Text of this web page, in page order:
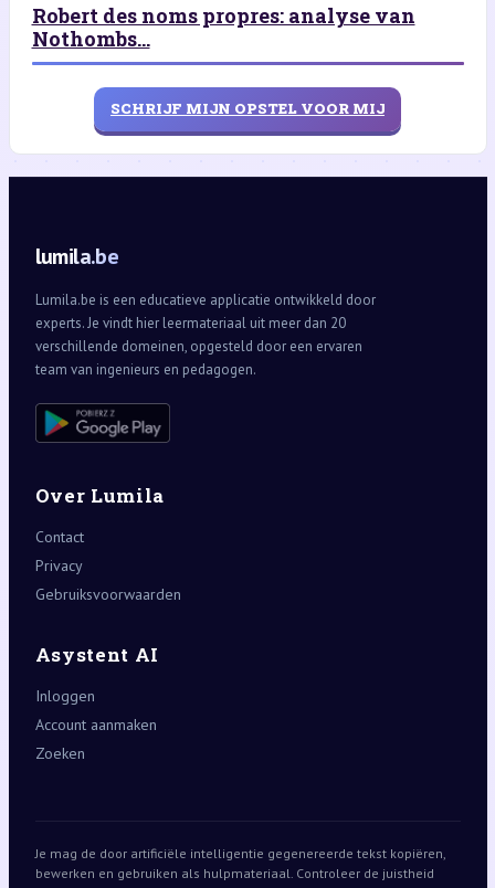
Robert des noms propres: analyse van
Nothombs...
SCHRIJF MIJN OPSTEL VOOR MIJ
lumila.be
Lumila.be is een educatieve applicatie ontwikkeld door
experts. Je vindt hier leermateriaal uit meer dan 20
verschillende domeinen, opgesteld door een ervaren
team van ingenieurs en pedagogen.
Over Lumila
Contact
Privacy
Gebruiksvoorwaarden
Asystent AI
Inloggen
Account aanmaken
Zoeken
Je mag de door artificiële intelligentie gegenereerde tekst kopiëren,
bewerken en gebruiken als hulpmateriaal. Controleer de juistheid